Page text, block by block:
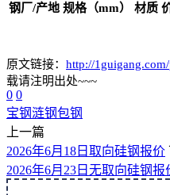
钢厂/产地 规格（mm） 材质
原文链接： http://
载请注明出处~~~
0 0
宝钢涟钢包钢
上一篇
2026年6月18日取向硅钢报价
2026年6月23日无取向硅钢报